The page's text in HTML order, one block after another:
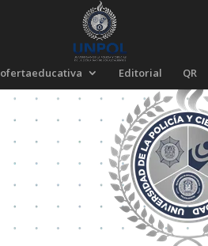
ofertaeducativa Editorial QR